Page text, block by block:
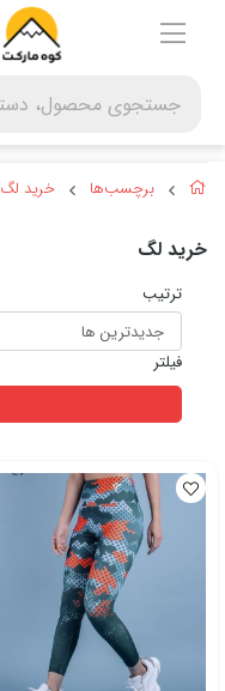
برچسب‌ها خرید لگ
خرید لگ
ترتیب
فیلتر